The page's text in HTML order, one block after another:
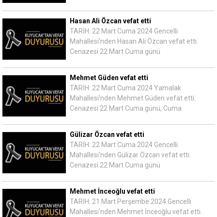
Hasan Ali Özcan vefat etti
TARİH: 22 Mart Cuma 2024 Gencelli
Mahallesi'nden Hasan Ali Özcan vefat etti.
Cenazesi 22 Mart Cuma günü
Mehmet Güden vefat etti
TARİH: 22 Mart Cuma 2024 Yamalak
Mahallesi'nden Mehmet Güden vefat etti.
Cenazesi 22 Mart Cuma günü, Cuma
Gülizar Özcan vefat etti
TARİH: 22 Mart Cuma 2024 Gencelli
Mahallesi'nden Gülizar Özcan vefat etti.
Cenazesi 22 Mart Cuma günü
Mehmet İnceoğlu vefat etti
TARİH: 21 Mart Perşembe 2024 Gencelli
Mahallesi'nden Mehmet İnceoğlu vefat etti.